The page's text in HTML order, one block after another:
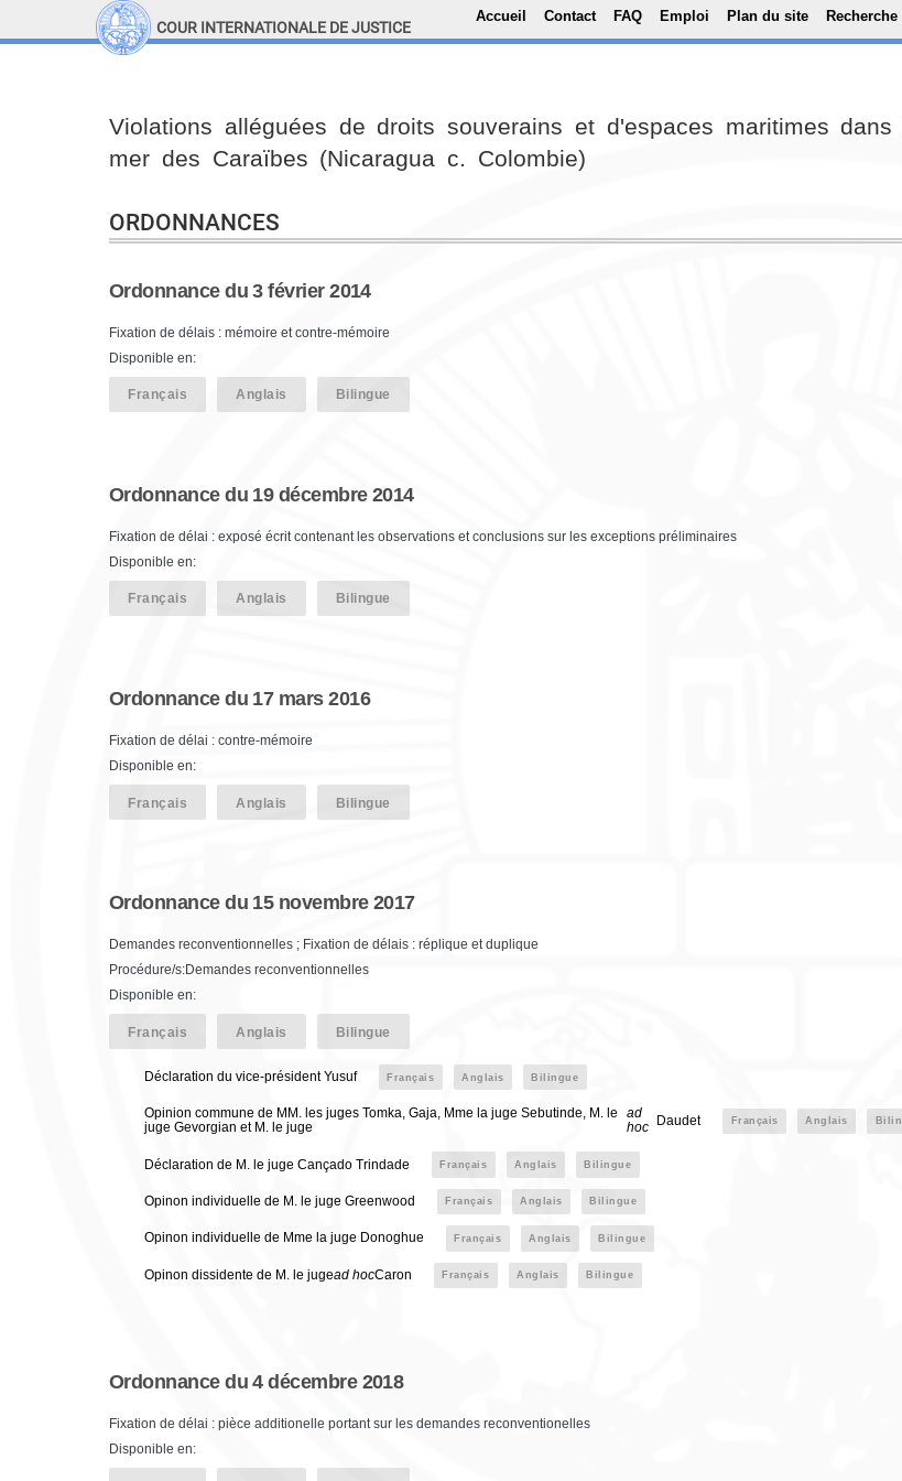
Aller au contenu
Top Menu
Accueil Contact FAQ Emploi Plan du site
COUR INTERNATIONALE DE JUSTICE
Violations alléguées de droits souverains et d'espaces maritimes dans
mer des Caraïbes (Nicaragua c. Colombie)
ORDONNANCES
Ordonnance du 3 février 2014
Fixation de délais : mémoire et contre-mémoire
Disponible en:
Français Anglais Bilingue
Ordonnance du 19 décembre 2014
Fixation de délai : exposé écrit contenant les observations et conclusions sur les exceptions préliminaires
Disponible en:
Français Anglais Bilingue
Ordonnance du 17 mars 2016
Fixation de délai : contre-mémoire
Disponible en:
Français Anglais Bilingue
Ordonnance du 15 novembre 2017
Demandes reconventionnelles ; Fixation de délais : réplique et duplique
Procédure/s:Demandes reconventionnelles
Disponible en:
Français Anglais Bilingue
Déclaration du vice-président Yusuf Français Anglais Bilingue
Opinion commune de MM. les juges Tomka, Gaja, Mme la juge Sebutinde, M. le
juge Gevorgian et M. le juge
ad
hoc
Daudet Français Anglais
Déclaration de M. le juge Cançado Trindade Français Anglais Bilingue
Opinon individuelle de M. le juge Greenwood Français Anglais Bilingue
Opinon individuelle de Mme la juge Donoghue Français Anglais Bilingue
Opinon dissidente de M. le jugead hocCaron Français Anglais Bilingue
Ordonnance du 4 décembre 2018
Fixation de délai : pièce additionelle portant sur les demandes reconventionelles
Disponible en:
Top Menu